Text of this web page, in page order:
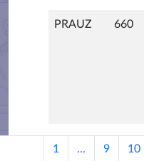
PRAUZ 660
1 ... 9 10